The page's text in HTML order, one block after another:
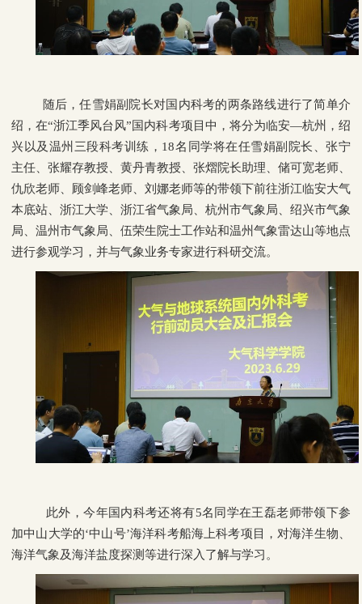
随后，任雪娟副院长对国内科考的两条路线进行了简单介
绍，在“浙江季风台风”国内科考项目中，将分为临安—杭州，绍
兴以及温州三段科考训练， 18名同学将在任雪娟副院长、张宁
主任、张耀存教授、黄丹青教授、张熠院长助理、储可宽老师、
仇欣老师、顾剑峰老师、刘娜老师等的带领下前往浙江临安大气
本底站、浙江大学、浙江省气象局、杭州市气象局、绍兴市气象
局、温州市气象局、伍荣生院士工作站和温州气象雷达山等地点
进行参观学习，并与气象业务专家进行科研交流。
此外，今年国内科考还将有5名同学在王磊老师带领下参
加中山大学的‘中山号’海洋科考船海上科考项目，对海洋生物、
海洋气象及海洋盐度探测等进行深入了解与学习。